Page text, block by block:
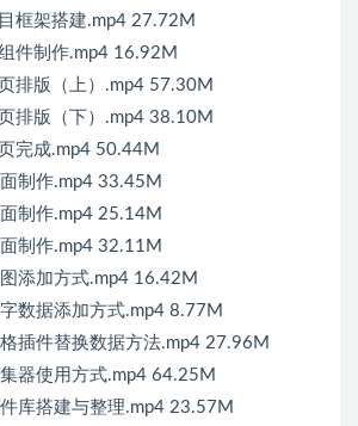
框架搭建.mp4 27.72M
件制作.mp4 16.92M
排版（上）.mp4 57.30M
排版（下）.mp4 38.10M
完成.mp4 50.44M
制作.mp4 33.45M
制作.mp4 25.14M
制作.mp4 32.11M
添加方式.mp4 16.42M
数据添加方式.mp4 8.77M
插件替换数据方法.mp4 27.96M
器使用方式.mp4 64.25M
库搭建与整理.mp4 23.57M